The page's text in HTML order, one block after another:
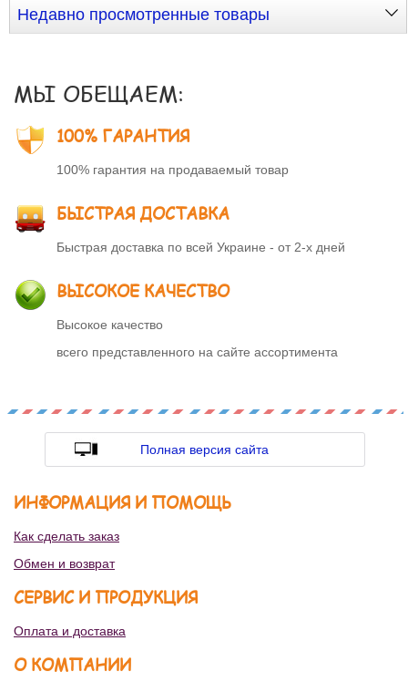
Недавно просмотренные товары
МЫ ОБЕЩАЕМ:
100% ГАРАНТИЯ
100% гарантия на продаваемый товар
БЫСТРАЯ ДОСТАВКА
Быстрая доставка по всей Украине - от 2-х дней
ВЫСОКОЕ КАЧЕСТВО
Высокое качество
всего представленного на сайте ассортимента
Полная версия сайта
ИНФОРМАЦИЯ И ПОМОЩЬ
Как сделать заказ
Обмен и возврат
СЕРВИС И ПРОДУКЦИЯ
Оплата и доставка
О КОМПАНИИ